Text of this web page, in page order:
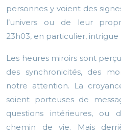
personnes y voient des
l’univers ou de leur
23h03, en particulier,
Les heures miroirs sont
des synchronicités, des
notre attention. La
soient porteuses de
questions intérieures, ou
chemin de vie. Mais